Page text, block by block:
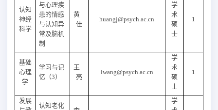
认知
神经
科学
与心理疾
患的情感
与认知异
常及脑机
制
黄
佳
huangj@psych.ac.cn
学
术
硕
士
1
基础
心理
学
学习与记
忆（3）
王
亮
lwang@psych.ac.cn
学
术
硕
士
1
发展
认知老化
学